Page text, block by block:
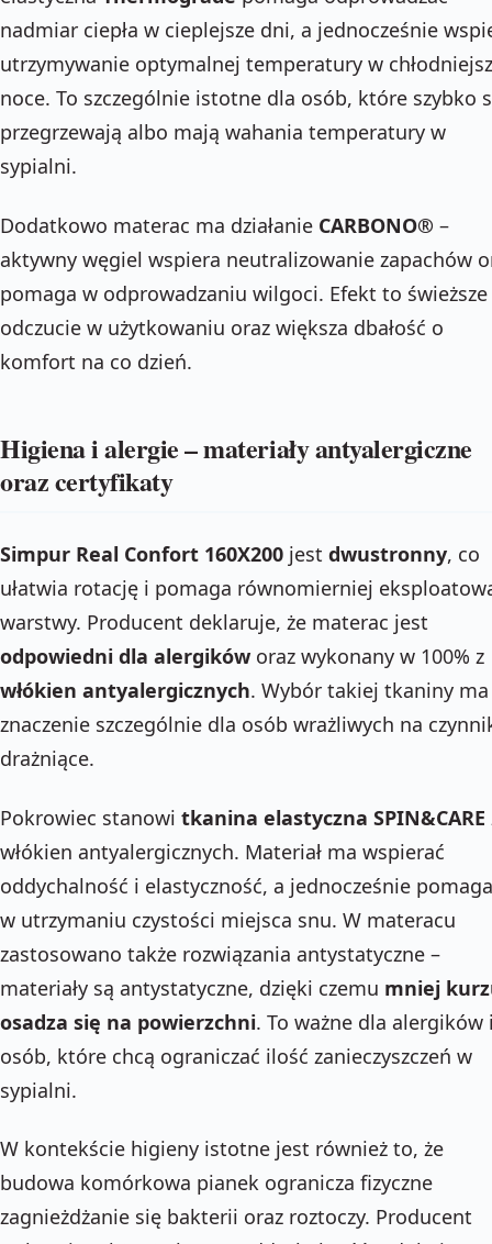
nadmiar ciepła w cieplejsze dni, a jednocześnie
utrzymywanie optymalnej temperatury w
noce. To szczególnie istotne dla osób, które szybko
przegrzewają albo mają wahania temperatury w
sypialni.
Dodatkowo materac ma działanie CARBONO® –
aktywny węgiel wspiera neutralizowanie zapachów
pomaga w odprowadzaniu wilgoci. Efekt to świeższe
odczucie w użytkowaniu oraz większa dbałość o
komfort na co dzień.
Higiena i alergie – materiały antyalergiczne
oraz certyfikaty
Simpur Real Confort 160X200 jest dwustronny, co
ułatwia rotację i pomaga równomierniej
warstwy. Producent deklaruje, że materac jest
odpowiedni dla alergików oraz wykonany w 100% z
włókien antyalergicznych. Wybór takiej tkaniny ma
znaczenie szczególnie dla osób wrażliwych na
drażniące.
Pokrowiec stanowi tkanina elastyczna SPIN&CARE
włókien antyalergicznych. Materiał ma wspierać
oddychalność i elastyczność, a jednocześnie
w utrzymaniu czystości miejsca snu. W materacu
zastosowano także rozwiązania antystatyczne –
materiały są antystatyczne, dzięki czemu mniej
osadza się na powierzchni. To ważne dla alergików
osób, które chcą ograniczać ilość zanieczyszczeń w
sypialni.
W kontekście higieny istotne jest również to, że
budowa komórkowa pianek ogranicza fizyczne
zagnieżdżanie się bakterii oraz roztoczy. Producent